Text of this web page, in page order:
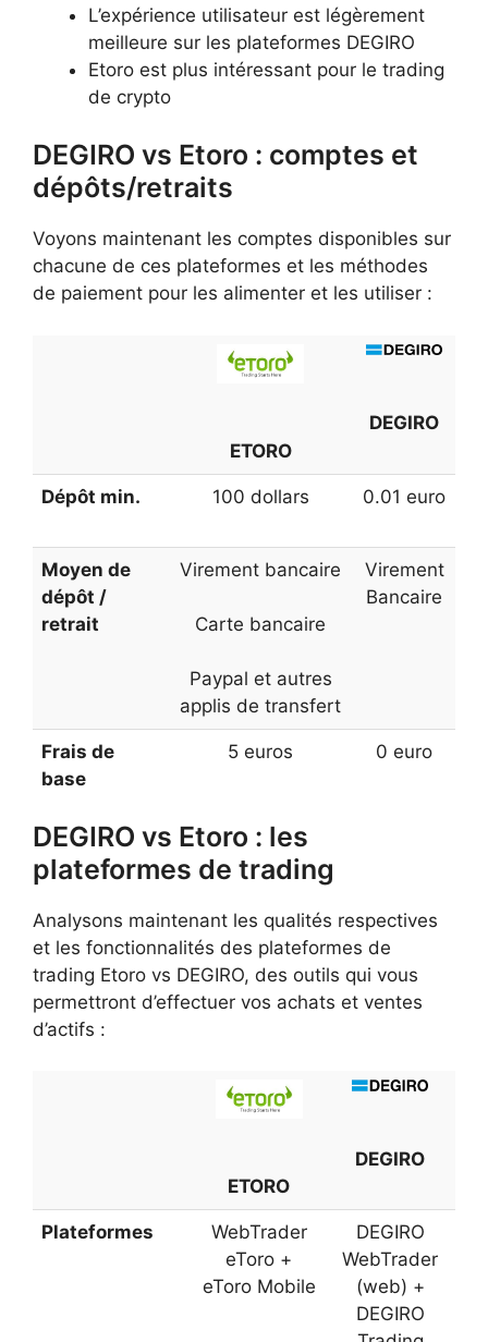
L’expérience utilisateur est légèrement
meilleure sur les plateformes DEGIRO
Etoro est plus intéressant pour le trading
de crypto
DEGIRO vs Etoro : comptes et
dépôts/retraits
Voyons maintenant les comptes disponibles sur
chacune de ces plateformes et les méthodes
de paiement pour les alimenter et les utiliser :
ETORO
DEGIRO
Dépôt min. 100 dollars 0.01 euro
Moyen de
dépôt /
retrait
Virement bancaire
Carte bancaire
Paypal et autres
applis de transfert
Virement
Bancaire
Frais de
base
5 euros 0 euro
DEGIRO vs Etoro : les
plateformes de trading
Analysons maintenant les qualités respectives
et les fonctionnalités des plateformes de
trading Etoro vs DEGIRO, des outils qui vous
permettront d’effectuer vos achats et ventes
d’actifs :
ETORO
DEGIRO
Plateformes
WebTrader
eToro +
eToro Mobile
DEGIRO
WebTrader
(web) +
DEGIRO